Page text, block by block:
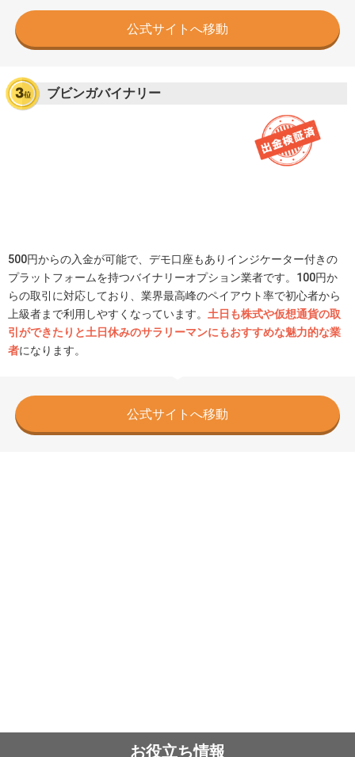
公式サイトへ移動
ブビンガバイナリー
500円からの入金が可能で、デモ口座もありインジケーター付きの
プラットフォームを持つバイナリーオプション業者です。100円か
らの取引に対応しており、業界最高峰のペイアウト率で初心者から
上級者まで利用しやすくなっています。 土日も株式や仮想通貨の取
引ができたりと土日休みのサラリーマンにもおすすめな魅力的な業
者になります。
公式サイトへ移動
お役立ち情報